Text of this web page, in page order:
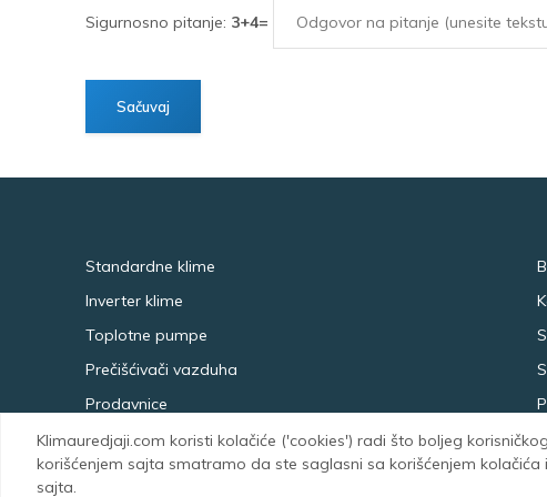
Sigurnosno pitanje: 3+4=
Klimauredjaji.com koristi kolačiće ('cookies') radi što boljeg
korišćenjem sajta smatramo da ste saglasni sa korišćenjem
sajta.
Standardne klime
Inverter klime
Toplotne pumpe
Prečišćivači vazduha
Prodavnice